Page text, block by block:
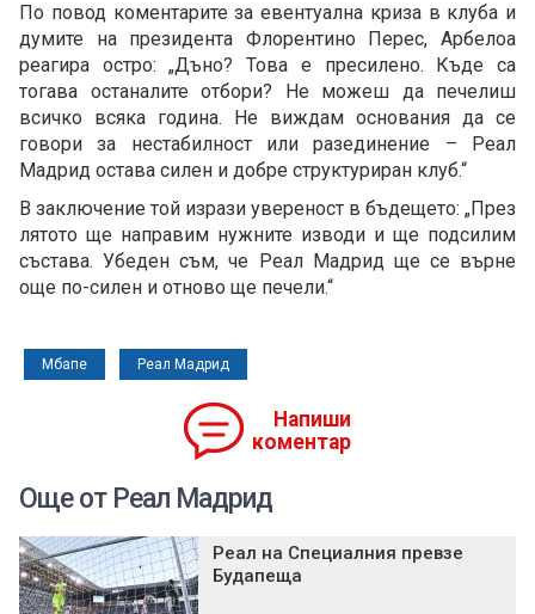
По повод коментарите за евентуална криза в клуба и
думите на президента Флорентино Перес, Арбелоа
реагира остро: „Дъно? Това е пресилено. Къде са
тогава останалите отбори? Не можеш да печелиш
всичко всяка година. Не виждам основания да се
говори за нестабилност или разединение – Реал
Мадрид остава силен и добре структуриран клуб.“
В заключение той изрази увереност в бъдещето: „През
лятото ще направим нужните изводи и ще подсилим
състава. Убеден съм, че Реал Мадрид ще се върне
още по-силен и отново ще печели.“
Мбапе Реал Мадрид
Напиши
коментар
Още от Реал Мадрид
Реал на Специалния превзе
Будапеща